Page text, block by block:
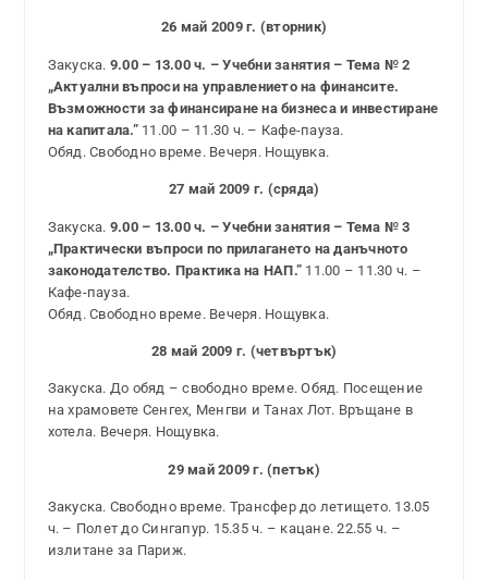
26 май 2009 г. (вторник)
Закуска. 9.00 – 13.00 ч. – Учебни занятия – Тема № 2
„Актуални въпроси на управлението на финансите.
Възможности за финансиране на бизнеса и инвестиране
на капитала.”11.00 – 11.30 ч. – Кафе-пауза.
Обяд. Свободно време. Вечеря. Нощувка.
27 май 2009 г. (сряда)
Закуска. 9.00 – 13.00 ч. – Учебни занятия – Тема № 3
„Практически въпроси по прилагането на данъчното
законодателство. Практика на НАП.” 11.00 – 11.30 ч. –
Кафе-пауза.
Обяд. Свободно време. Вечеря. Нощувка.
28 май 2009 г. (четвъртък)
Закуска. До обяд – свободно време. Обяд. Посещение
на храмовете Сенгех, Менгви и Танах Лот. Връщане в
хотела. Вечеря. Нощувка.
29 май 2009 г. (петък)
Закуска. Свободно време. Трансфер до летището. 13.05
ч. – Полет до Сингапур. 15.35 ч. – кацане. 22.55 ч. –
излитане за Париж.